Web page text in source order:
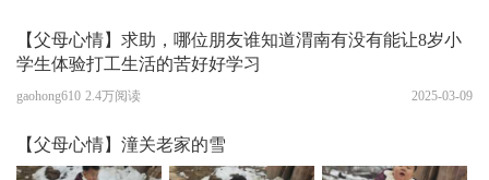
【父母心情】求助，哪位朋友谁知道渭南有没有能让8岁小
学生体验打工生活的苦好好学习
gaohong610 2.4万阅读 2025-03-09
【父母心情】潼关老家的雪